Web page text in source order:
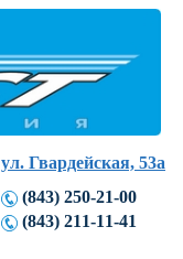
ул. Гвардейская, 53а
(843) 250-21-00
(843) 211-11-41